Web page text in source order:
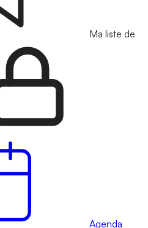
Ma liste de
Agenda